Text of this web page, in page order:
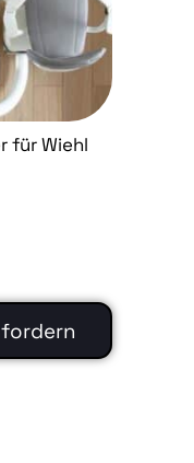
für Wiehl